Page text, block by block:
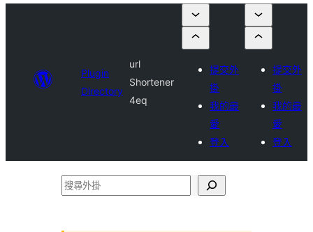
Plugin
Directory
url
Shortener
4eq
提交外
掛
我的最
愛
登入
提交外
掛
我的最
愛
登入
搜